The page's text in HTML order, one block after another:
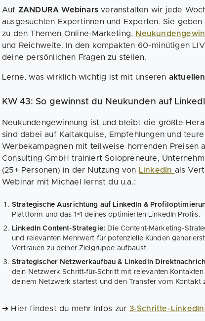
Auf ZANDURA Webinars veranstalten wir jede
ausgesuchten Expertinnen und Experten. Sie
zu den Themen Online-Marketing,
und Reichweite. In den kompakten 60-minütigen
deine persönlichen Fragen zu stellen.
Lerne, was wirklich wichtig ist mit unseren
KW 43: So gewinnst du Neukunden auf
Neukundengewinnung ist und bleibt die größte
sind dabei auf Kaltakquise, Empfehlungen und
Werbekampagnen mit teilweise horrenden Preisen
Consulting GmbH trainiert Solopreneure,
(25+ Personen) in der Nutzung von LinkedIn als
Webinar mit Michael lernst du u.a.:
Strategische Ausrichtung auf LinkedIn &
Plattform und das 1×1 deines optimierten LinkedIn Profils.
LinkedIn Content-Strategie: Die Content-Marketing-
und relevanten Mehrwert für potenzielle Kunden
Vertrauen zu deiner Zielgruppe aufbaust.
Strategischer Netzwerkaufbau & LinkedIn
dein Netzwerk Schritt-für-Schritt mit relevanten
deinem Netzwerk startest und den Transfer vom Kontakt
➔ Hier findest du mehr Infos zur 3-Schritte-